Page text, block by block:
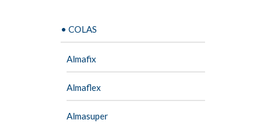
• COLAS
Almafix
Almaflex
Almasuper